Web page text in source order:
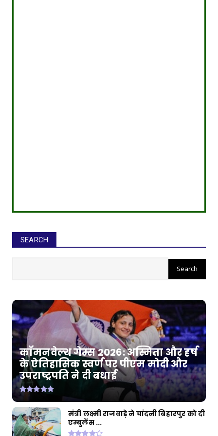
SEARCH
कॉमनवेल्थ गेम्स 2026: अस्मिता और हर्ष
के ऐतिहासिक स्वर्ण पर पीएम मोदी और
उपराष्ट्रपति ने दी बधाई
मंत्री लक्ष्मी राजवाड़े ने चांदनी बिहारपुर को दी
एम्बुलेंस ...